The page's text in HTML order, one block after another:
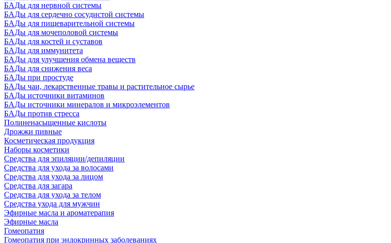
БАДы для нервной системы
БАДы для сердечно сосудистой системы
БАДы для пищеварительной системы
БАДы для мочеполовой системы
БАДы для костей и суставов
БАДы для иммунитета
БАДы для улучшения обмена веществ
БАДы для снижения веса
БАДы при простуде
БАДы чаи, лекарственные травы и растительное сырье
БАДы источники витаминов
БАДы источники минералов и микроэлементов
БАДы против стресса
Полиненасыщенные кислоты
Дрожжи пивные
Косметическая продукция
Наборы косметики
Средства для эпиляции/депиляции
Средства для ухода за волосами
Средства для ухода за лицом
Средства для загара
Средства для ухода за телом
Средства ухода для мужчин
Эфирные масла и ароматерапия
Эфирные масла
Гомеопатия
Гомеопатия при эндокринных заболеваниях